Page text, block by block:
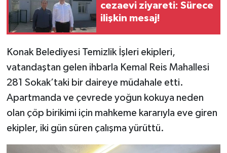
cezaevi ziyareti: Sürece
ilişkin mesaj!
Konak Belediyesi Temizlik İşleri ekipleri,
vatandaştan gelen ihbarla Kemal Reis Mahallesi
281 Sokak’taki bir daireye müdahale etti.
Apartmanda ve çevrede yoğun kokuya neden
olan çöp birikimi için mahkeme kararıyla eve giren
ekipler, iki gün süren çalışma yürüttü.